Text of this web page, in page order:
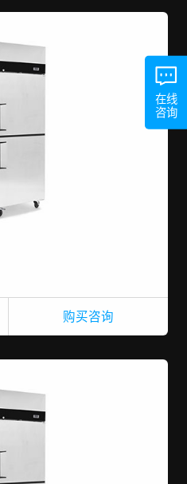
购买咨询
在线
咨询